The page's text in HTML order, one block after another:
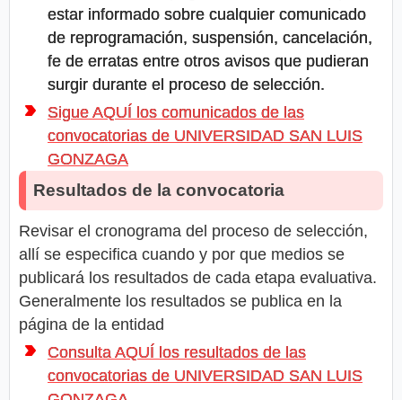
estar informado sobre cualquier comunicado
de reprogramación, suspensión, cancelación,
fe de erratas entre otros avisos que pudieran
surgir durante el proceso de selección.
Sigue AQUÍ los comunicados de las
convocatorias de UNIVERSIDAD SAN LUIS
GONZAGA
Resultados de la convocatoria
Revisar el cronograma del proceso de selección,
allí se especifica cuando y por que medios se
publicará los resultados de cada etapa evaluativa.
Generalmente los resultados se publica en la
página de la entidad
Consulta AQUÍ los resultados de las
convocatorias de UNIVERSIDAD SAN LUIS